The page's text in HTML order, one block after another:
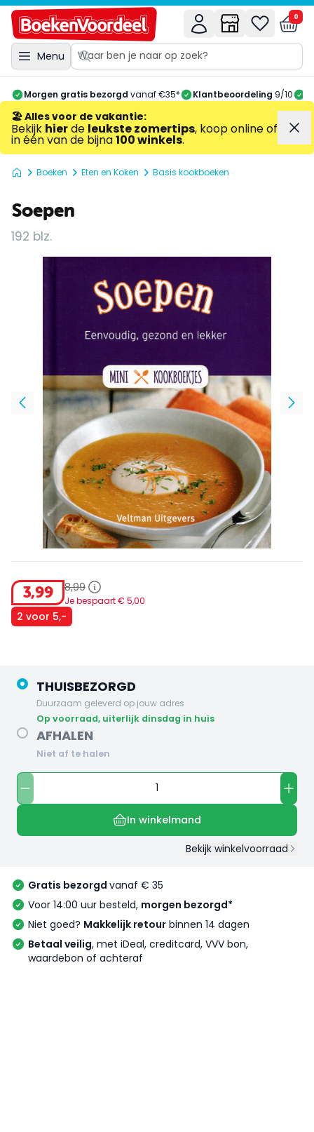
Menu
0
Morgen gratis bezorgd vanaf €35* Klantbeoordeling 9/10
🏖️ Alles voor de vakantie:
Bekijk hierde leukste zomertips, koop online of
in één van de bijna100 winkels.
Boeken Eten en Koken Basis kookboeken
Soepen
192 blz.
3,99 8,99
Je bespaart € 5,00
2 voor 5,-
THUISBEZORGD
Duurzaam geleverd op jouw adres
op voorraad, uiterlijk dinsdag in huis
AFHALEN
Niet af te halen
In winkelmand
Bekijk winkelvoorraad
Gratis bezorgd vanaf € 35
Voor 14:00 uur besteld, morgen bezorgd*
Niet goed? Makkelijk retour binnen 14 dagen
Betaal veilig, met iDeal, creditcard, VVV bon,
waardebon of achteraf